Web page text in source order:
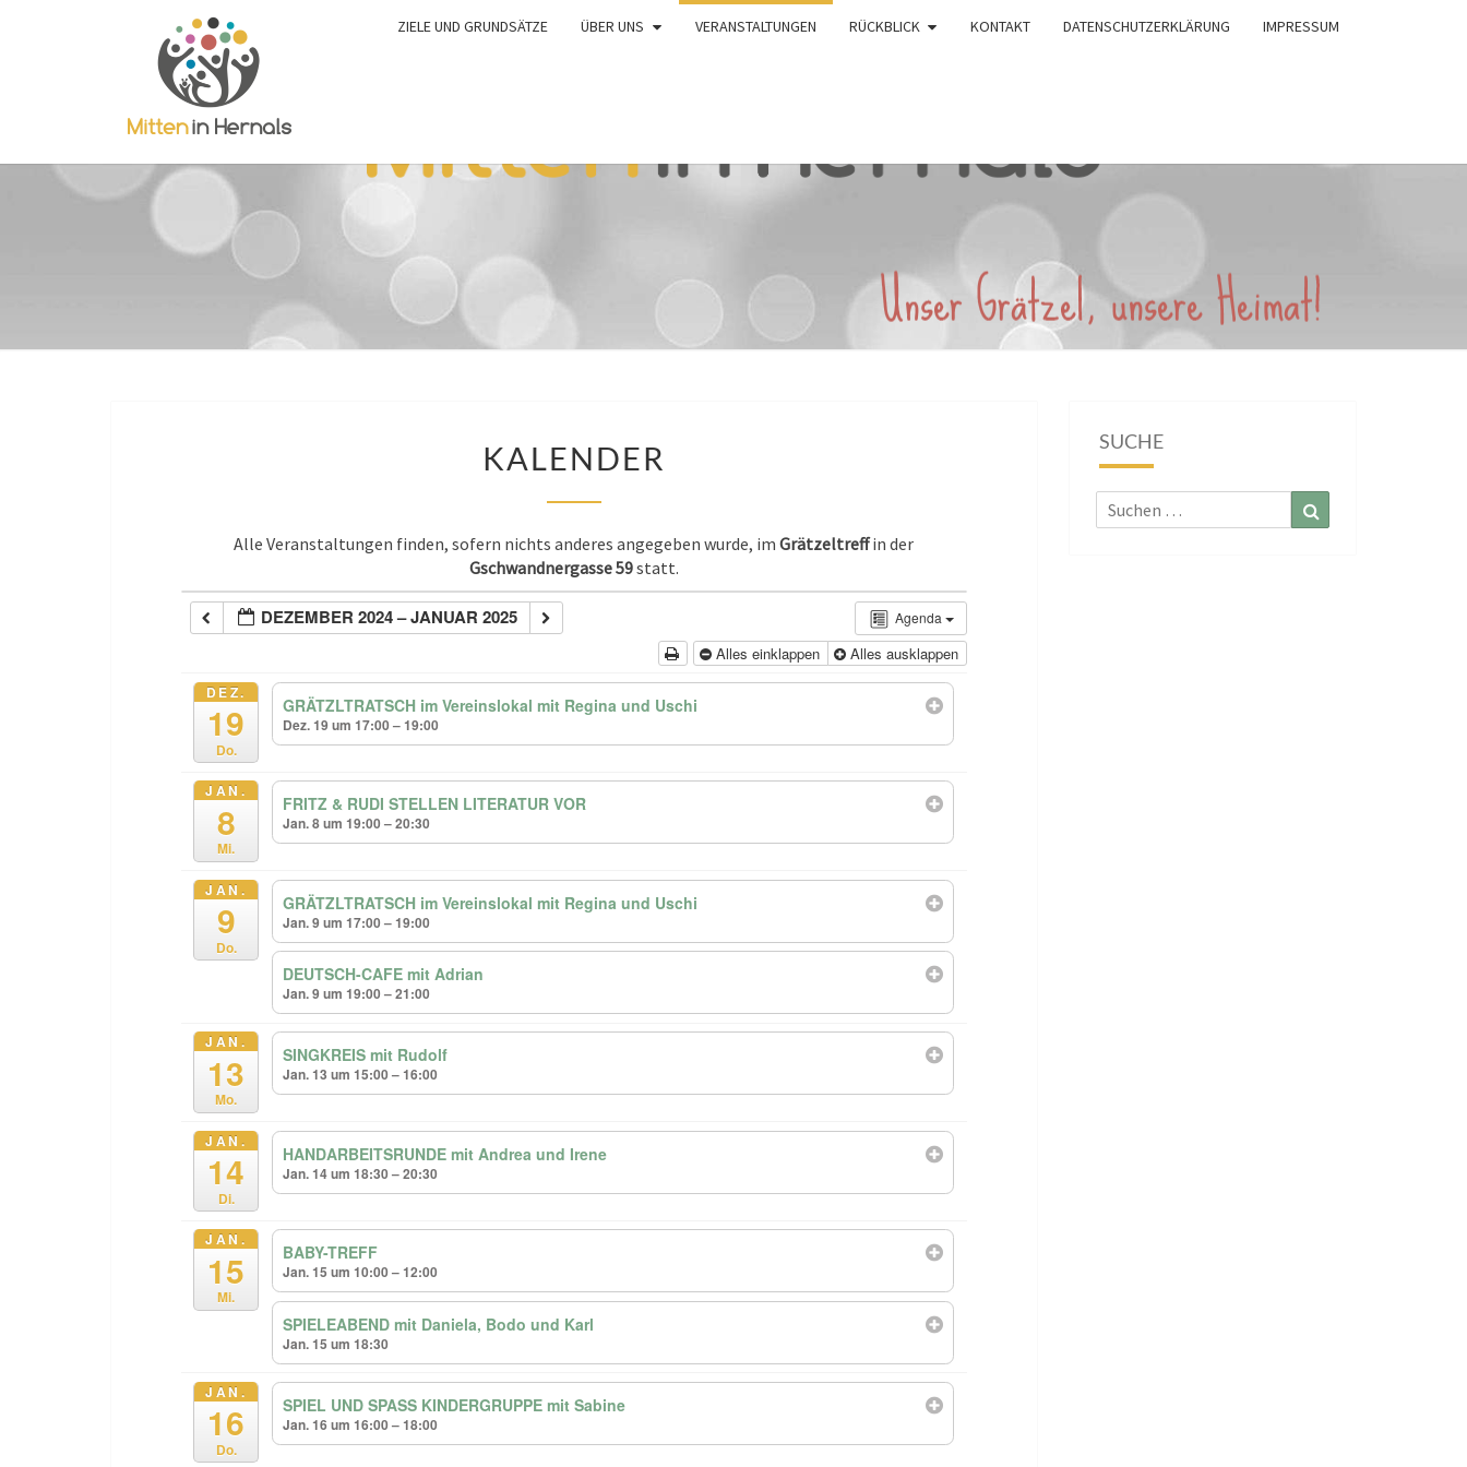
ZIELE UND GRUNDSÄTZE ÜBER UNS VERANSTALTUNGEN RÜCKBLICK KONTAKT DATENSCHUTZERKLÄRUNG IMPRESSUM
KALENDER
Alle Veranstaltungen finden, sofern nichts anderes angegeben wurde, imGrätzeltreffin der
Gschwandnergasse 59statt.
Agenda
DEZEMBER 2024 – JANUAR 2025
Alles einklappen Alles ausklappen
DEZ.
19
Do.
GRÄTZLTRATSCH im Vereinslokal mit Regina und Uschi
Dez. 19 um 17:00 – 19:00
JAN.
8
Mi.
FRITZ & RUDI STELLEN LITERATUR VOR
Jan. 8 um 19:00 – 20:30
JAN.
9
Do.
GRÄTZLTRATSCH im Vereinslokal mit Regina und Uschi
Jan. 9 um 17:00 – 19:00
DEUTSCH-CAFE mit Adrian
Jan. 9 um 19:00 – 21:00
JAN.
13
Mo.
SINGKREIS mit Rudolf
Jan. 13 um 15:00 – 16:00
JAN.
14
Di.
HANDARBEITSRUNDE mit Andrea und Irene
Jan. 14 um 18:30 – 20:30
JAN.
15
Mi.
BABY-TREFF
Jan. 15 um 10:00 – 12:00
SPIELEABEND mit Daniela, Bodo und Karl
Jan. 15 um 18:30
JAN.
16
Do.
SPIEL UND SPASS KINDERGRUPPE mit Sabine
Jan. 16 um 16:00 – 18:00
SUCHE
Suchen
nach: